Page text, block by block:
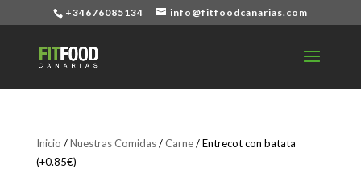
+34676085134 info@fitfoodcanarias.com
Inicio /Nuestras Comidas/Carne/ Entrecot con batata
(+0.85€)